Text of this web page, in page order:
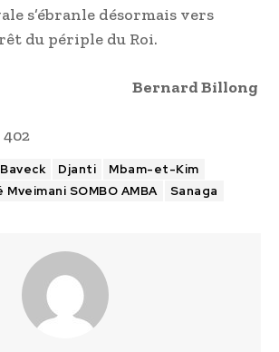
s’ébranle désormais vers
du périple du Roi.
Bernard Billong
402
Baveck Djanti
Mbam-et-Kim
Mveimani SOMBO AMBA
Sanaga